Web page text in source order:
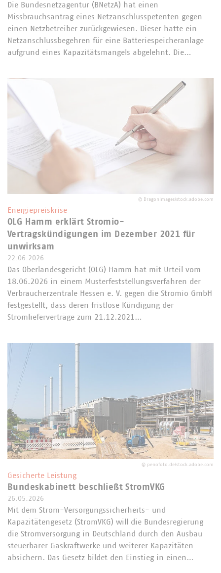
Die Bundesnetzagentur (BNetzA) hat einen
Missbrauchsantrag eines Netzanschlusspetenten gegen
einen Netzbetreiber zurückgewiesen. Dieser hatte ein
Netzanschlussbegehren für eine Batteriespeicheranlage
aufgrund eines Kapazitätsmangels abgelehnt. Die…
© DragonImages/stock.adobe.com
Energiepreiskrise
OLG Hamm erklärt Stromio-
Vertragskündigungen im Dezember 2021 für
unwirksam
22.06.2026
Das Oberlandesgericht (OLG) Hamm hat mit Urteil vom
18.06.2026 in einem Musterfeststellungsverfahren der
Verbraucherzentrale Hessen e. V. gegen die Stromio GmbH
festgestellt, dass deren fristlose Kündigung der
Stromlieferverträge zum 21.12.2021…
© penofoto.de/stock.adobe.com
Gesicherte Leistung
Bundeskabinett beschließt StromVKG
26.05.2026
Mit dem Strom-Versorgungssicherheits- und
Kapazitätengesetz (StromVKG) will die Bundesregierung
die Stromversorgung in Deutschland durch den Ausbau
steuerbarer Gaskraftwerke und weiterer Kapazitäten
absichern. Das Gesetz bildet den Einstieg in einen…